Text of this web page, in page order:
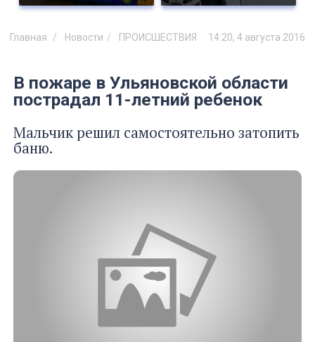
Главная Новости ПРОИСШЕСТВИЯ 14:20, 4 августа 2016
В пожаре в Ульяновской области
пострадал 11-летний ребенок
Мальчик решил самостоятельно затопить
баню.